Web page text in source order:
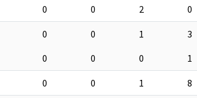
0 0 2 0
0 0 1
3
0 0 0 1
0 0 1 8